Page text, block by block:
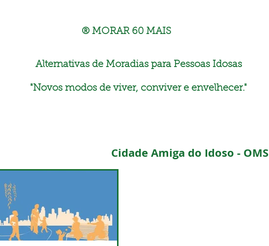
® MORAR 60 MAIS
Alternativas de Moradias para Pessoas Idosas
"Novos modos de viver, conviver e envelhecer."
Cidade Amiga do Idoso - OMS